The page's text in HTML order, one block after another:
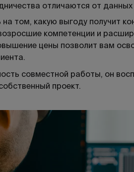
отличаются от данных
на том, какую выгоду получит
компетенции и
цены позволит вам
совместной работы, он
проект.